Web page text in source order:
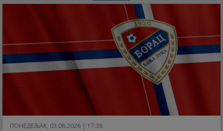
ПОНЕДЕЉАК, 03.08.2026 | 17:38